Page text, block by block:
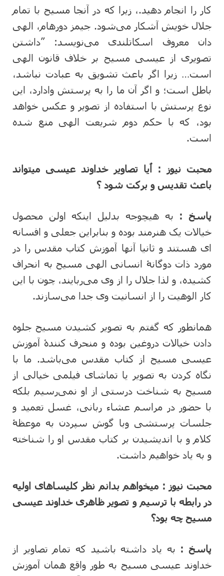
کار را انجام دهید.، زیرا که در آنجا مسیح با تمام
جلال خویش آشکار می‌شود. جیمز دورهام، الهی
دان معروف اسکاتلندی می‌نویسد: ”داشتن
تصویری از عیسی مسیح بر خلاف قانون الهی
است… زیرا اگر باعث تشویق به عبادت نباشد،
باطل است؛ و اگر آن ما را به پرستش وادارد، این
نوع پرستش با استفاده از تصویر و عکس خواهد
بود، که با حکم دوم شریعت الهی منع شده
است.
محبت نیوز :ٱیا تصاویر خداوند عیسی میتواند
باعث تقدیس و برکت شود ؟
پاسخ : به هیچوجه بدلیل اینکه اولن محصول
خیالات یک هنرمند بوده و بنابراین جعلی و افسانه
ای هستند و ثانیا آنها آموزش کتاب مقدس را در
مورد ذات دوگانۀ انسانی الهی مسیح به انحراف
کشیده، و لذا جلال را از وی می‌ربایند، چون با این
کار الوهیت را از انسانیت وی جدا می‌سازند.
همانطور که گفتم به تصویر کشیدن مسیح جلوه
دادن خیالات دروغین بوده و منحرف کنندۀ آموزش
عیسی مسیح از کتاب مقدس می‌باشد. ما با
نگاه کردن به تصویر یا تماشای فیلمی خیالی از
مسیح به شناخت درستی از او نمی‌رسیم بلکه
با حضور در مراسم عشاء ربانی، غسل تعمید و
جلسات پرستشی وبا گوش سپردن به موعظۀ
کلام و با اندیشیدن بر کتاب مقدس او را شناخته
و به یاد خواهیم داشت.
محبت نیوز : میخواهم بدانم نظر کلیساهای اولیه
در رابطه با ترسیم و تصویر ظاهری خداوند عیسی
مسیح چه بود؟
پاسخ : به یاد داشته باشید که تمام تصاویر از
خداوند عیسی مسیح به طور واقع همان آموزش